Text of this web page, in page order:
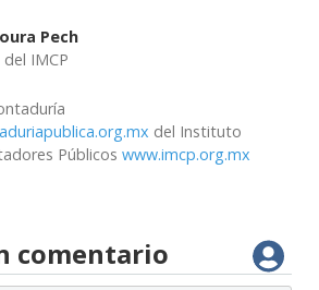
Pech
IMCP
del Instituto
Públicos www.imcp.org.mx
comentario